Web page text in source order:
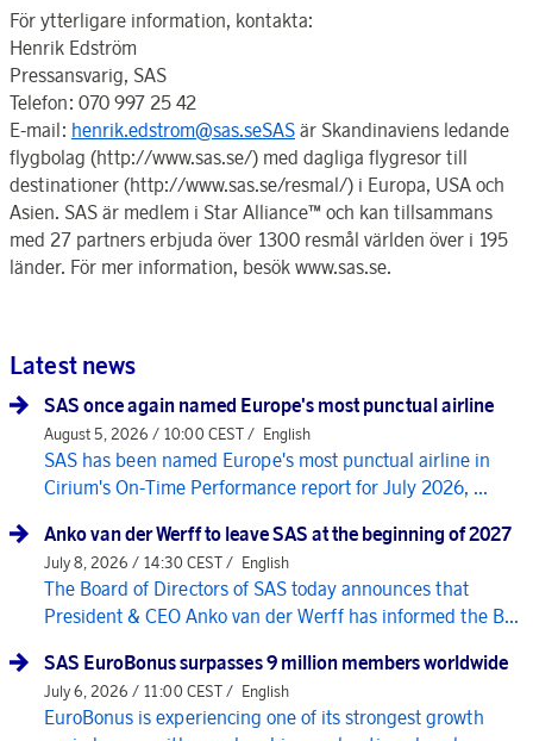
För ytterligare information, kontakta:
Henrik Edström
Pressansvarig, SAS
Telefon: 070 997 25 42
E-mail: henrik.edstrom@sas.seSAS är Skandinaviens ledande
flygbolag (http://www.sas.se/) med dagliga flygresor till
destinationer (http://www.sas.se/resmal/) i Europa, USA och
Asien. SAS är medlem i Star Alliance™ och kan tillsammans
med 27 partners erbjuda över 1300 resmål världen över i 195
länder. För mer information, besök www.sas.se.
Latest news
SAS once again named Europe's most punctual airline
August 5, 2026 / 10:00 CEST / English
SAS has been named Europe's most punctual airline in
Cirium's On-Time Performance report for July 2026, ...
Anko van der Werff to leave SAS at the beginning of 2027
July 8, 2026 / 14:30 CEST / English
The Board of Directors of SAS today announces that
President & CEO Anko van der Werff has informed the B...
SAS EuroBonus surpasses 9 million members worldwide
July 6, 2026 / 11:00 CEST / English
EuroBonus is experiencing one of its strongest growth